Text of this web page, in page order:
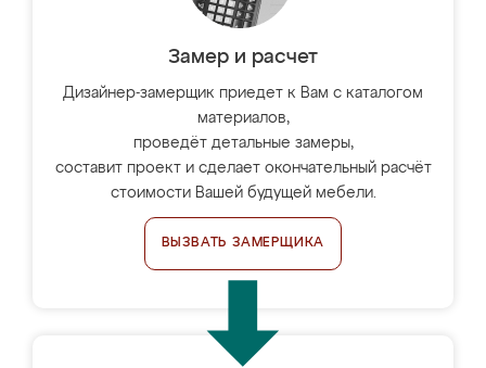
Замер и расчет
Дизайнер-замерщик приедет к Вам с каталогом
материалов,
проведёт детальные замеры,
составит проект и сделает окончательный расчёт
стоимости Вашей будущей мебели.
ВЫЗВАТЬ ЗАМЕРЩИКА